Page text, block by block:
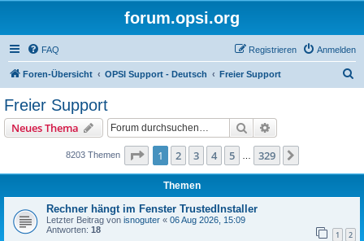
forum.opsi.org
FAQ Anmelden
Registrieren
Foren-Übersicht OPSI Support - Deutsch Freier Support
Freier Support
Neues Thema Suche
8203 Themen Seite 1von 329
1 2 3 4 5 329
Themen
Rechner hängt im Fenster TrustedInstaller
Letzter Beitrag von isnoguter « 06 Aug 2026, 15:09
Antworten: 18 1 2